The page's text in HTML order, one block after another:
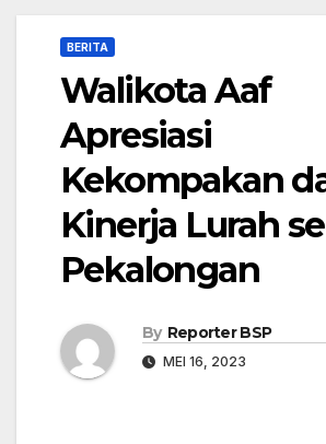
BERITA
Walikota Aaf
Apresiasi
Kekompakan
Kinerja Lurah
Pekalongan
By Reporter BSP
MEI 16, 2023